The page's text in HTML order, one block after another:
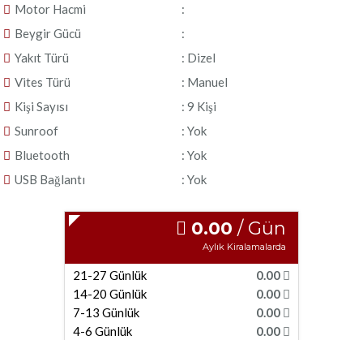
Motor Hacmi
:
Beygir Gücü
:
Yakıt Türü
: Dizel
Vites Türü
: Manuel
Kişi Sayısı
: 9 Kişi
Sunroof
: Yok
Bluetooth
: Yok
USB Bağlantı
: Yok
0.00 / Gün
Aylık Kiralamalarda
21-27 Günlük
14-20 Günlük
7-13 Günlük
4-6 Günlük
0.00
0.00
0.00
0.00